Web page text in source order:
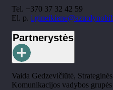
Tel. +370 37 32 42 59
El. p.
Partnerystės
Vaida Gedzevičiūtė,
Komunikacijos vadybos